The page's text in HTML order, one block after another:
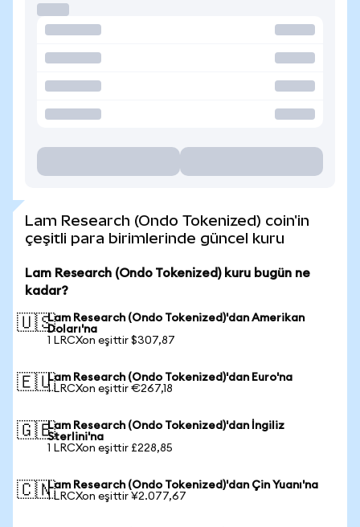
Lam Research (Ondo Tokenized) coin'in
çeşitli para birimlerinde güncel kuru
Lam Research (Ondo Tokenized) kuru bugün ne
kadar?
🇺🇸Lam Research (Ondo Tokenized)'dan Amerikan
Doları'na
1 LRCXon eşittir $307,87
🇪🇺Lam Research (Ondo Tokenized)'dan Euro'na
1 LRCXon eşittir €267,18
🇬🇧Lam Research (Ondo Tokenized)'dan İngiliz
Sterlini'na
1 LRCXon eşittir £228,85
🇨🇳Lam Research (Ondo Tokenized)'dan Çin Yuanı'na
1 LRCXon eşittir ¥2.077,67